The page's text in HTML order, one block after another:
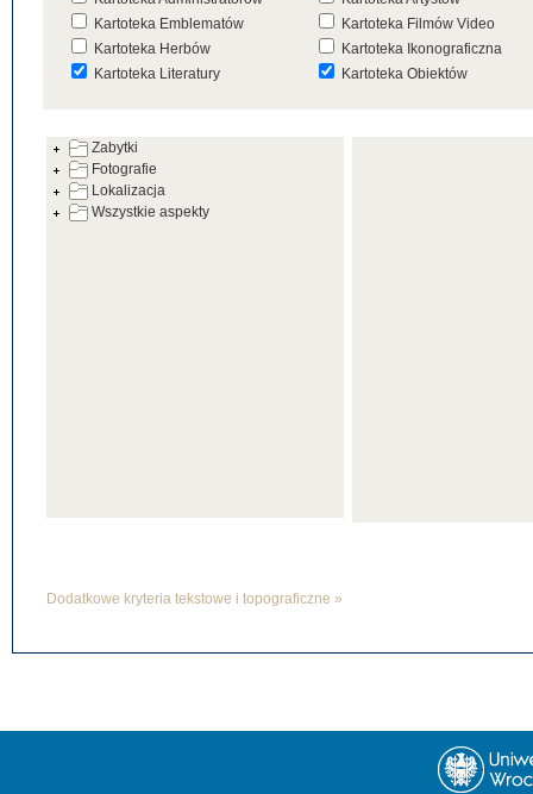
Kartoteka Emblematów
Kartoteka Filmów Video
Kartoteka Herbów
Kartoteka Ikonograficzna
Kartoteka Literatury
Kartoteka Obiektów
Kartoteka Warsztatów
Kartoteka Zabytków
Zabytki
Fotografie
Lokalizacja
Wszystkie aspekty
Dodatkowe kryteria tekstowe i topograficzne »